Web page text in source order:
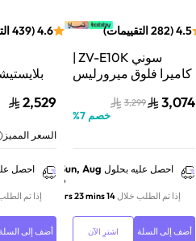
4.5
(
282 التقييمات)
سوني ZV-E10K |
كاميرا فلوق ميرورليس
ميجابكسل | كيت عدسة
باور زوم 16–50mm |
3,074
3,299
خصم 7
%
احصل عليه بحلول Sun, Aug
9
إذا تم الطلب خلال14 hrs 23 mins
أضف إلى السلة اشترِ الآن
4.6
(
439
تتبع
2,529
السعر المميز
احصل
إذا تم
أضف إلى